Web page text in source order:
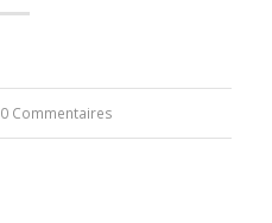
0 Commentaires